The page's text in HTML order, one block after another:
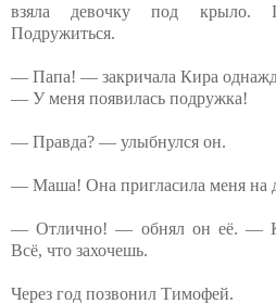
взяла девочку под крыло.
Подружиться.
— Папа! — закричала Кира
— У меня появилась подружка!
— Правда? — улыбнулся он.
— Маша! Она пригласила меня на
— Отлично! — обнял он её. —
Всё, что захочешь.
Через год позвонил Тимофей.